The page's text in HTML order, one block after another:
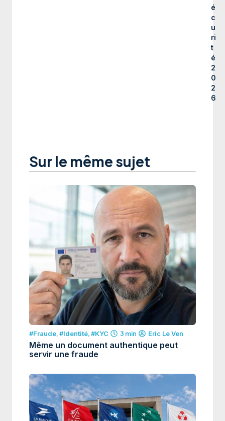
é
c
u
ri
t
é
2
0
2
6
Sur le même sujet
#Fraude,#Identité,#KYC 3 min Eric Le Ven
Même un document authentique peut
servir une fraude